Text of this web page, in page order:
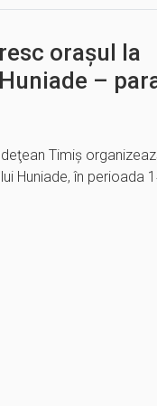
orașul la
–
Timiş
Huniade, în perioada